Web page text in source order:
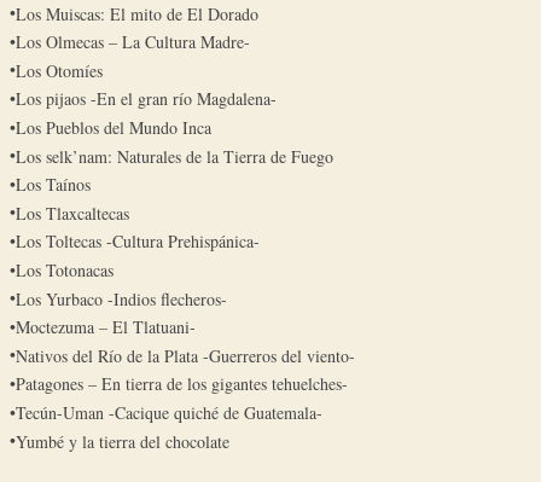
Los Muiscas: El mito de El Dorado
Los Olmecas – La Cultura Madre-
Los Otomíes
Los pijaos -En el gran río Magdalena-
Los Pueblos del Mundo Inca
Los selk’nam: Naturales de la Tierra de Fuego
Los Taínos
Los Tlaxcaltecas
Los Toltecas -Cultura Prehispánica-
Los Totonacas
Los Yurbaco -Indios flecheros-
Moctezuma – El Tlatuani-
Nativos del Río de la Plata -Guerreros del viento-
Patagones – En tierra de los gigantes tehuelches-
Tecún-Uman -Cacique quiché de Guatemala-
Yumbé y la tierra del chocolate